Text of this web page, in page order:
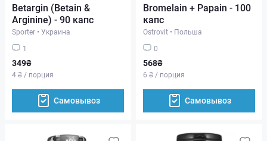
Betargin (Betain &
Arginine) - 90 капс
Sporter • Украина
1
349₴
4 ₴ / порция
Самовывоз
Bromelain + Papain - 100
капс
Ostrovit • Польша
0
568₴
6 ₴ / порция
Самовывоз